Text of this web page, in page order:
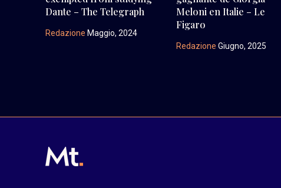
Dante – The Telegraph
Redazione Maggio, 2024
Meloni en Italie – Le
Figaro
Redazione Giugno, 2025